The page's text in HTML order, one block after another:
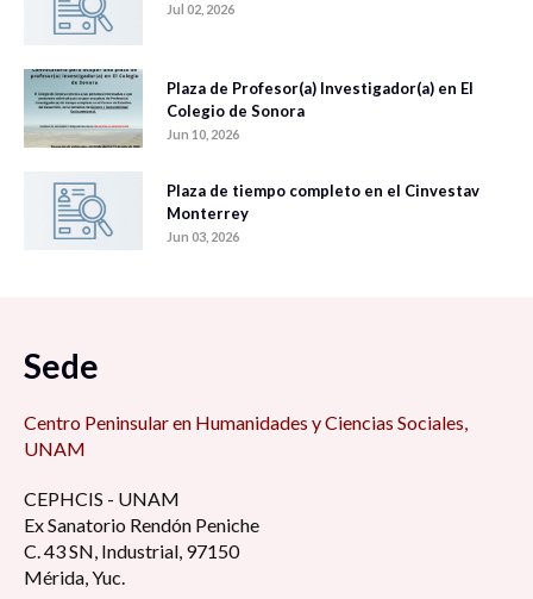
Jul 02, 2026
Plaza de Profesor(a) Investigador(a) en El
Colegio de Sonora
Jun 10, 2026
Plaza de tiempo completo en el Cinvestav
Monterrey
Jun 03, 2026
Sede
Centro Peninsular en Humanidades y Ciencias Sociales,
UNAM
CEPHCIS - UNAM
Ex Sanatorio Rendón Peniche
C. 43 SN, Industrial, 97150
Mérida, Yuc.